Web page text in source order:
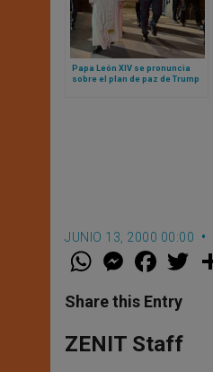
Papa León XIV se pronuncia
sobre el plan de paz de Trump
JUNIO 13, 2000 00:00
W
t
s
p
p
M
e
s
e
g
e
F
a
e
b
o
k
w
Share this Entry
ZENIT Staff